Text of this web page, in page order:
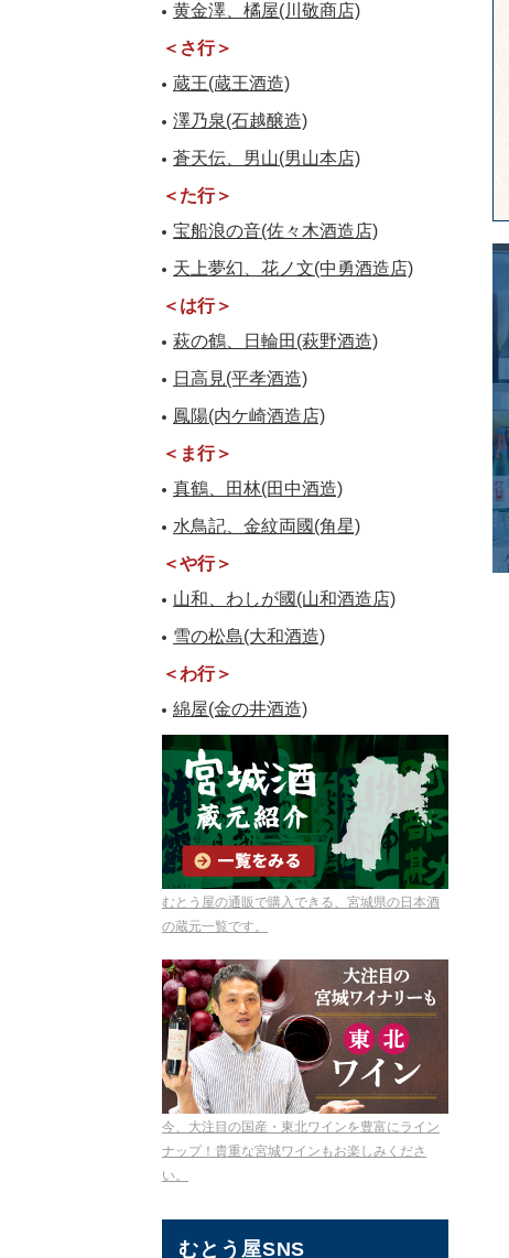
黄金澤、橘屋(川敬商店)
＜さ行＞
蔵王(蔵王酒造)
澤乃泉(石越醸造)
蒼天伝、男山(男山本店)
＜た行＞
宝船浪の音(佐々木酒造店)
天上夢幻、花ノ文(中勇酒造店)
＜は行＞
萩の鶴、日輪田(萩野酒造)
日高見(平孝酒造)
鳳陽(内ケ崎酒造店)
＜ま行＞
真鶴、田林(田中酒造)
水鳥記、金紋両國(角星)
＜や行＞
山和、わしが國(山和酒造店)
雪の松島(大和酒造)
＜わ行＞
綿屋(金の井酒造)
むとう屋の通販で購入できる、宮城県の日本酒
の蔵元一覧です。
今、大注目の国産・東北ワインを豊富にライン
ナップ！貴重な宮城ワインもお楽しみくださ
い。
むとう屋SNS